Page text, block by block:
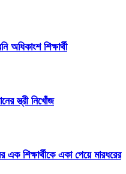
অধিকাংশ শিক্ষার্থী
স্ত্রী নিখোঁজ
এক শিক্ষার্থীকে একা পেয়ে মারধরের